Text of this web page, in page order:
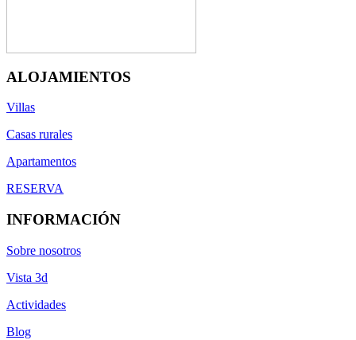
ALOJAMIENTOS
Villas
Casas rurales
Apartamentos
RESERVA
INFORMACIÓN
Sobre nosotros
Vista 3d
Actividades
Blog